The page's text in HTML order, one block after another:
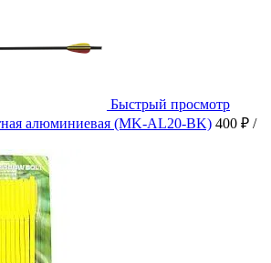
Быстрый просмотр
алюминиевая (MK-AL20-BK) 400 ₽ /